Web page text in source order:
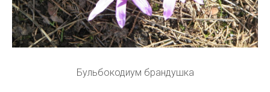
Бульбокодиум брандушка